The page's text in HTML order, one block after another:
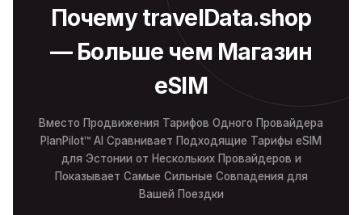
Почему travelData.shop
— Больше чем Магазин
eSIM
Вместо Продвижения Тарифов Одного Провайдера
PlanPilot™ AI Сравнивает Подходящие Тарифы eSIM
для Эстонии от Нескольких Провайдеров и
Показывает Самые Сильные Совпадения для
Вашей Поездки